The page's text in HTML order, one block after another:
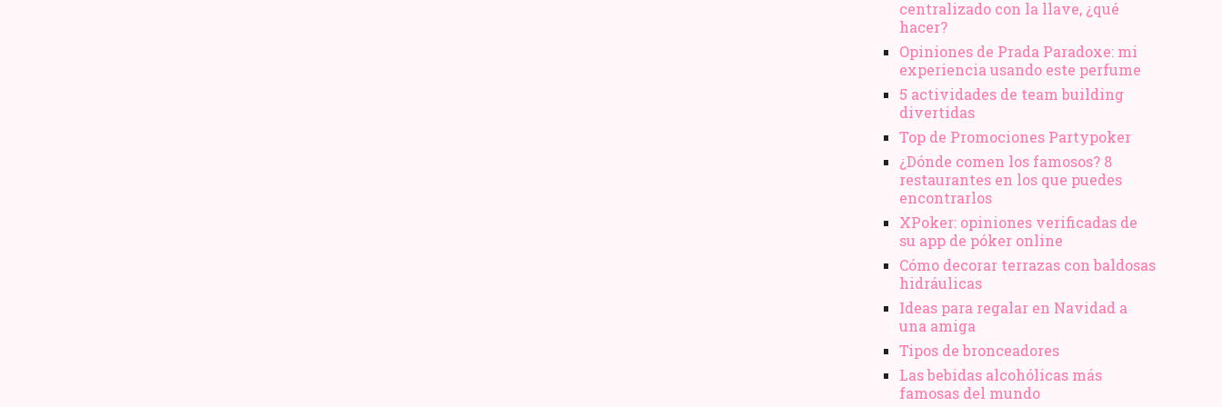
centralizado con la llave, ¿qué
hacer?
Opiniones de Prada Paradoxe: mi
experiencia usando este perfume
5 actividades de team building
divertidas
Top de Promociones Partypoker
¿Dónde comen los famosos? 8
restaurantes en los que puedes
encontrarlos
XPoker: opiniones verificadas de
su app de póker online
Cómo decorar terrazas con baldosas
hidráulicas
Ideas para regalar en Navidad a
una amiga
Tipos de bronceadores
Las bebidas alcohólicas más
famosas del mundo